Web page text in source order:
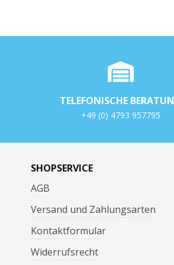
TELEFONISCHE
+49 (0) 4793 957795
SHOPSERVICE
AGB
Versand und Zahlungsarten
Kontaktformular
Widerrufsrecht